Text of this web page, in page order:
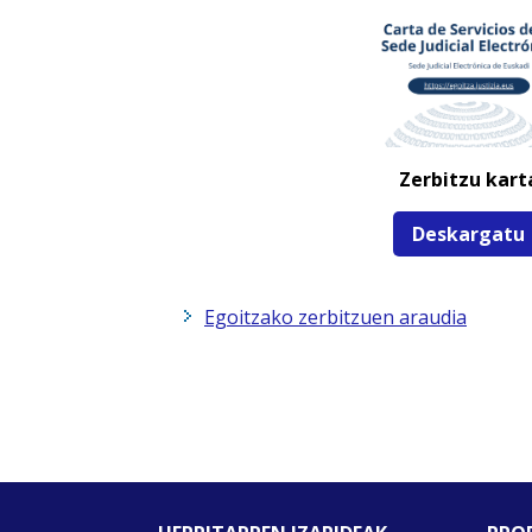
Zerbitzu
Deskargatu
Egoitzako zerbitzuen araudia